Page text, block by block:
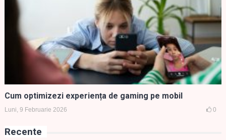
Cum optimizezi experiența de gaming pe mobil
Luni, 9 Februarie 2026 0
Recente